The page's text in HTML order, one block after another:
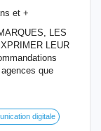
et +
LES
LEUR
que
digitale